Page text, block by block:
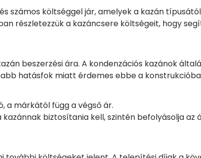
számos költséggel jár, amelyek a kazán
részletezzük a kazáncsere költségeit, hogy
beszerzési ára. A kondenzációs kazánok
hatásfok miatt érdemes ebbe a
a márkától függ a végső ár.
biztosítania kell, szintén befolyásolja az